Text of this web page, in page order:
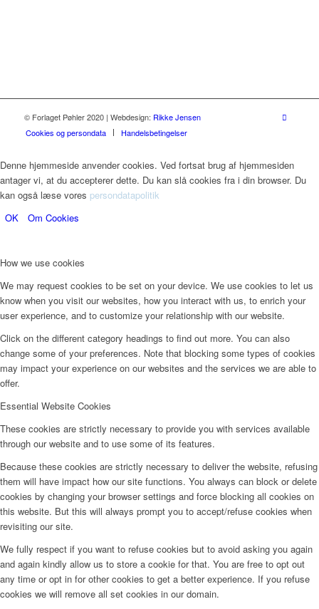
© Forlaget Pøhler 2020 | Webdesign: Rikke Jensen
Cookies og persondata
Handelsbetingelser
Denne hjemmeside anvender cookies. Ved fortsat brug af hjemmesiden
antager vi, at du accepterer dette. Du kan slå cookies fra i din browser. Du
kan også læse vores persondatapolitik
OK
Om Cookies
How we use cookies
We may request cookies to be set on your device. We use cookies to let us
know when you visit our websites, how you interact with us, to enrich your
user experience, and to customize your relationship with our website.
Click on the different category headings to find out more. You can also
change some of your preferences. Note that blocking some types of cookies
may impact your experience on our websites and the services we are able to
offer.
Essential Website Cookies
These cookies are strictly necessary to provide you with services available
through our website and to use some of its features.
Because these cookies are strictly necessary to deliver the website, refusing
them will have impact how our site functions. You always can block or delete
cookies by changing your browser settings and force blocking all cookies on
this website. But this will always prompt you to accept/refuse cookies when
revisiting our site.
We fully respect if you want to refuse cookies but to avoid asking you again
and again kindly allow us to store a cookie for that. You are free to opt out
any time or opt in for other cookies to get a better experience. If you refuse
cookies we will remove all set cookies in our domain.